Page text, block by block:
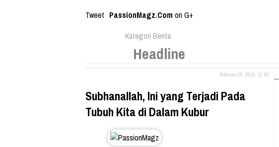
Tweet PassionMagz.Com on G+
Kategori Berita
Headline
February 26, 2016, 12:00
Subhanallah, Ini yang Terjadi Pada
Tubuh Kita di Dalam Kubur